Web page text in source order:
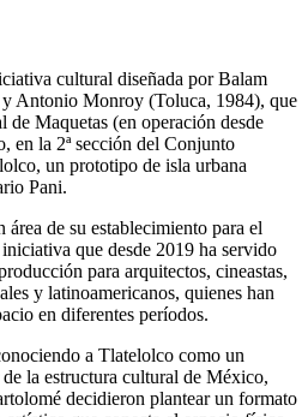
cultural diseñada por Balam
Antonio Monroy (Toluca, 1984), que
de Maquetas (en operación desde
en la 2ª sección del Conjunto
un prototipo de isla urbana
Pani.
de su establecimiento para el
que desde 2019 ha servido
para arquitectos, cineastas,
y latinoamericanos, quienes han
en diferentes períodos.
a Tlatelolco como un
la estructura cultural de México,
decidieron plantear un formato